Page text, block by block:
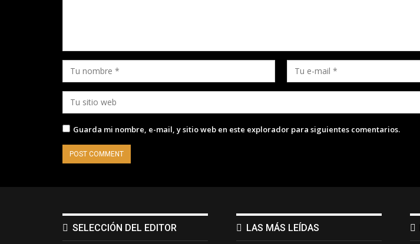
Guarda mi nombre, e-mail, y sitio web en este explorador para siguientes comentarios.
SELECCIÓN DEL EDITOR LAS MÁS LEÍDAS